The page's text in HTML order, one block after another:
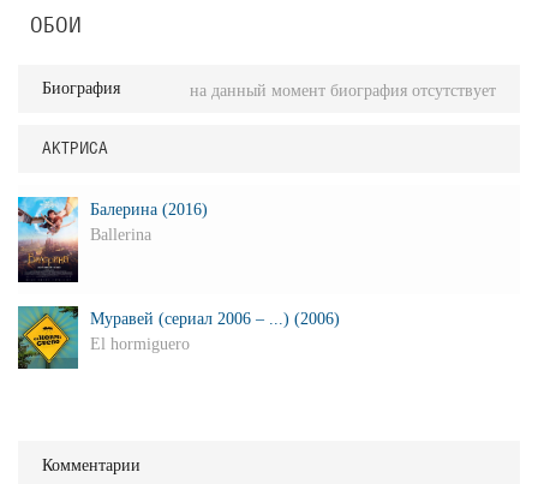
ОБОИ
Биография на данный момент биография отсутствует
АКТРИСА
Балерина (2016)
Ballerina
Муравей (сериал 2006 – ...) (2006)
El hormiguero
Комментарии